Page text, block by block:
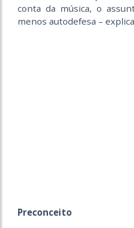
conta da música, o
menos autodefesa –
Preconceito